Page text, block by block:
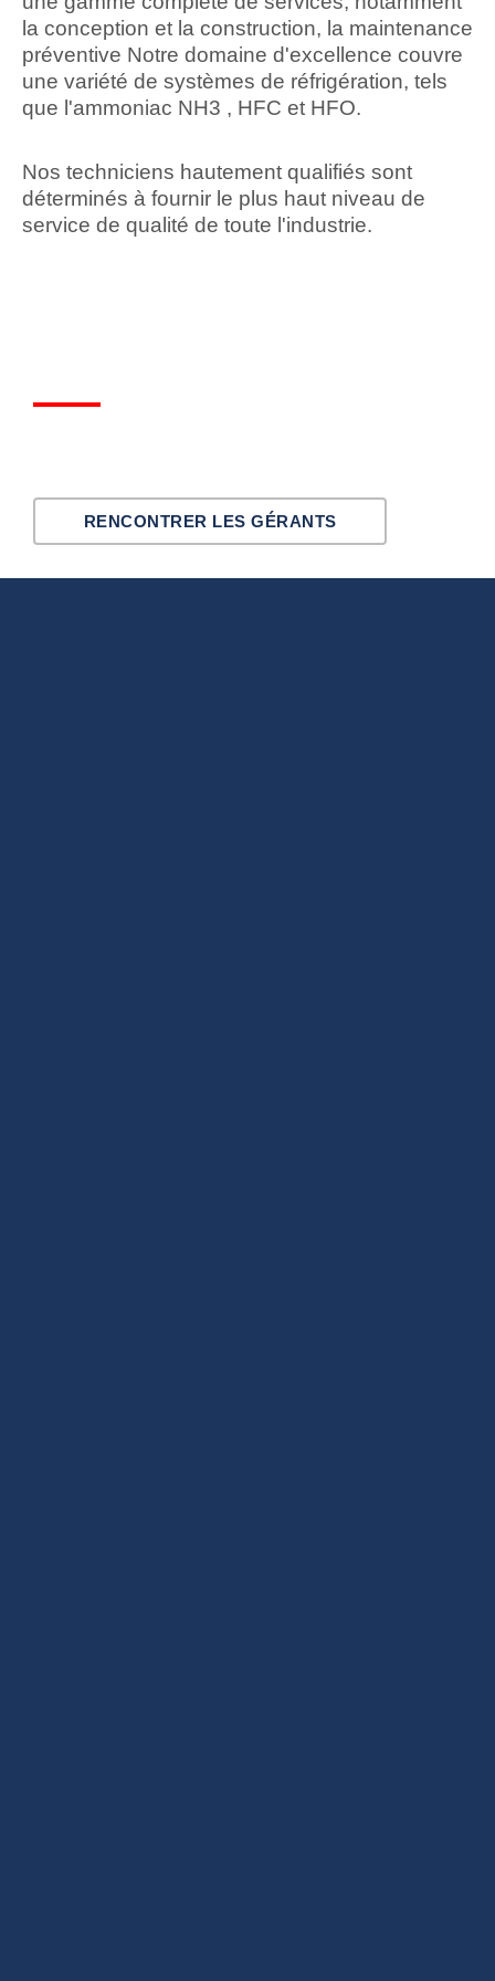
la conception et la construction, la maintenance
préventive Notre domaine d'excellence couvre
une variété de systèmes de réfrigération, tels
que l'ammoniac NH3 , HFC et HFO.
Nos techniciens hautement qualifiés sont
déterminés à fournir le plus haut niveau de
service de qualité de toute l'industrie.
RENCONTRER LES GÉRANTS